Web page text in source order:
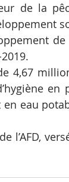
de la
de
4,67
eau
l’AFD,